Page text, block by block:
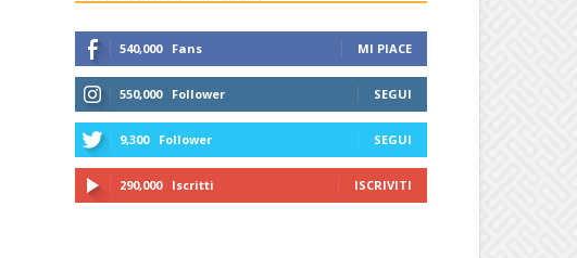
540,000 Fans MI PIACE
550,000 Follower SEGUI
9,300 Follower SEGUI
290,000 Iscritti ISCRIVITI